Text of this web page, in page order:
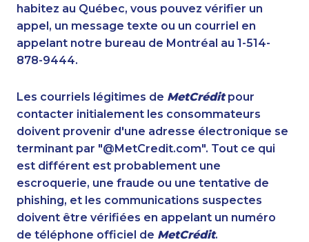
1-587-319-2118
1-647-715-6074
1-514-798-8831
1-587-316-3637
1-250-276-4110
1-780-420-2379
1-778-401-2189
1-905-288-1052
1-587-543-0636
1-587-489-1493
1-647-245-5600
1-514-600-7964
1-587-328-6639
1-647-499-8103
1-587-316-3425
1-647-693-9133
1-250-244-3578
1-905-858-9166
1-416-241-1868
1-587-328-6527
1-902-400-0361
habitez au Québec, vous pouvez vérifier un
appel, un message texte ou un courriel en
appelant notre bureau de Montréal au 1-514-
878-9444.
Les courriels légitimes de MetCréditpour
contacter initialement les consommateurs
doivent provenir d'une adresse électronique se
terminant par "@MetCredit.com". Tout ce qui
est différent est probablement une
escroquerie, une fraude ou une tentative de
phishing, et les communications suspectes
doivent être vérifiées en appelant un numéro
de téléphone officiel de MetCrédit.